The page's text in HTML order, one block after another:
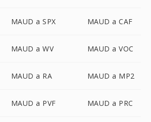
MAUD a SPX MAUD a CAF
MAUD a WV MAUD a VOC
MAUD a RA MAUD a MP2
MAUD a PVF MAUD a PRC